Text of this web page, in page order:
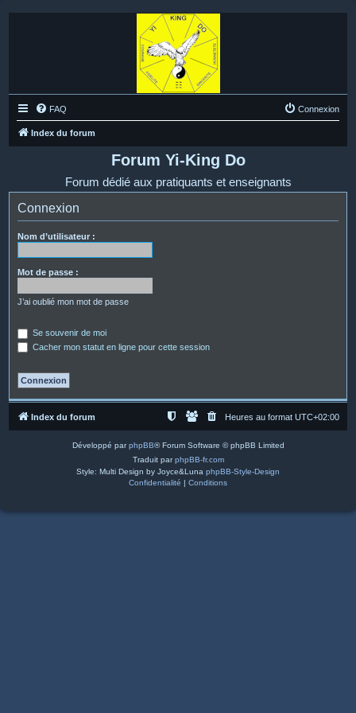
FAQ Connexion
Index du forum
Forum Yi-King Do
Forum dédié aux pratiquants et enseignants
Connexion
Nom d’utilisateur :
Mot de passe :
J’ai oublié mon mot de passe
Se souvenir de moi
Cacher mon statut en ligne pour cette session
Index du forum Heures au format UTC+02:00
Développé parphpBB® Forum Software © phpBB Limited
Traduit parphpBB-fr.com
Style: Multi Design by Joyce&Luna phpBB-Style-Design
Confidentialité | Conditions